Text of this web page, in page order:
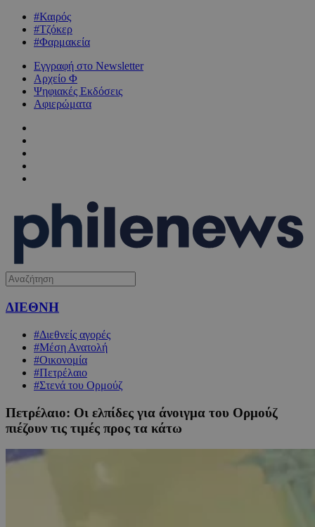
#Καιρός
#Τζόκερ
#Φαρμακεία
Εγγραφή στο Newsletter
Αρχείο Φ
Ψηφιακές Εκδόσεις
Αφιερώματα
ΔΙΕΘΝΗ
#Διεθνείς αγορές
#Μέση Ανατολή
#Οικονομία
#Πετρέλαιο
#Στενά του Ορμούζ
Πετρέλαιο: Οι ελπίδες για άνοιγμα του Ορμούζ
πιέζουν τις τιμές προς τα κάτω